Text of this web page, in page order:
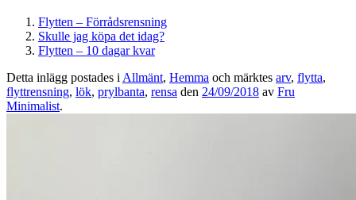
Flytten – Förrådsrensning
Skulle jag köpa det idag?
Flytten – 10 dagar kvar
Detta inlägg postades i Allmänt, Hemma och märktes arv, flytta,
flyttrensning, lök, prylbanta, rensa den 24/09/2018 av Fru
Minimalist.